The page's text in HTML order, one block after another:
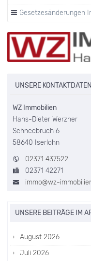
Gesetzesänderungen
UNSERE KONTAKTDATEN
WZ Immobilien
Hans-Dieter Werzner
Schneebruch 6
58640 Iserlohn
02371 437522
02371 42271
immo@wz-
UNSERE BEITRÄGE IM
August 2026
Juli 2026